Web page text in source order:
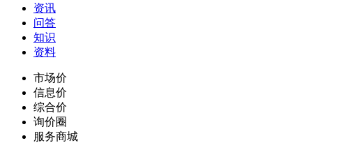
资讯
问答
知识
资料
市场价
信息价
综合价
询价圈
服务商城